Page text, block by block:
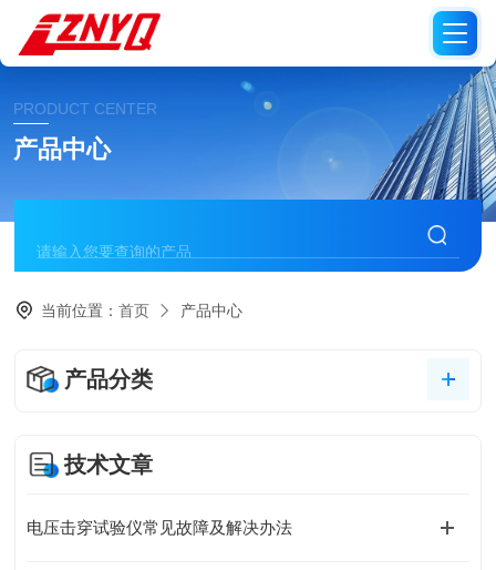
PRODUCT CENTER
产品中心
当前位置：首页 产品中心
产品分类
技术文章
电压击穿试验仪常见故障及解决办法